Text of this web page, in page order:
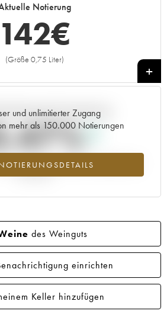
1999 1998
1994
Notierung
142€
(Größe 0,75 Liter)
+
und unlimitierter Zugang
mehr als 150.000 Notierungen
der Preisnotierung
2009 im Jahr 2026 im Vergleich zum
des Weinguts
einrichten
Keller hinzufügen